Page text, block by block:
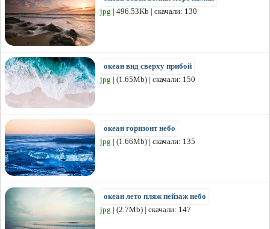
jpg | 496.53Kb | скачали: 130
океан вид сверху прибой
jpg | (1.65Mb) | скачали: 150
океан горизонт небо
jpg | (1.66Mb) | скачали: 135
океан лето пляж пейзаж небо
jpg | (2.7Mb) | скачали: 147